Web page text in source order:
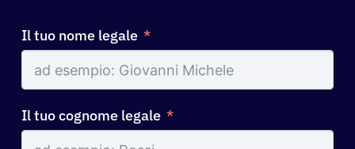
Il tuo nome legale
Il tuo cognome legale